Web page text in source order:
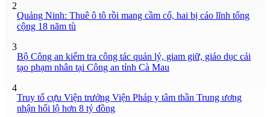
2
Quảng Ninh: Thuê ô tô rồi mang cầm cố, hai bị cáo lĩnh tổng
cộng 18 năm tù
3
Bộ Công an kiểm tra công tác quản lý, giam giữ, giáo dục cải
tạo phạm nhân tại Công an tỉnh Cà Mau
4
Truy tố cựu Viện trưởng Viện Pháp y tâm thần Trung ương
nhận hối lộ hơn 8 tỷ đồng